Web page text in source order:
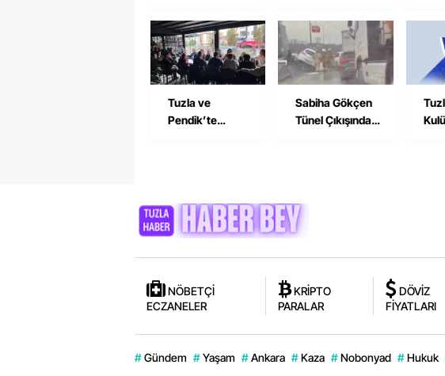
ve Pendik
Derneğine
Ziyaret
Burger Tepki
Çekti
Tuzla ve
Pendik’te
Sabiha Gökçen
Tünel Çıkışında
NÖBETÇİ
ECZANELER
KRİPTO
PARALAR
DÖVİZ
FİYATLARI
# Gündem # Yaşam # Ankara # Kaza # Nobonyad # Hukuk